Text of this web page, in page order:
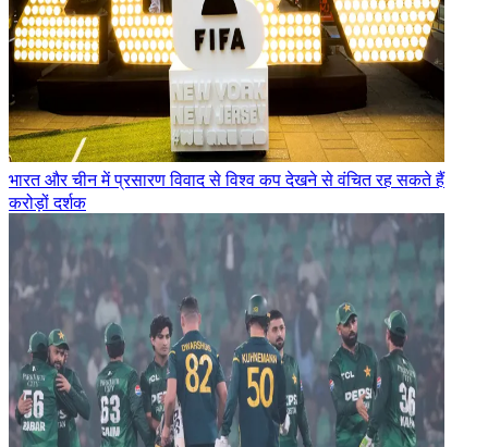
भारत और चीन में प्रसारण विवाद से विश्व कप देखने से वंचित रह सकते हैं
करोड़ों दर्शक